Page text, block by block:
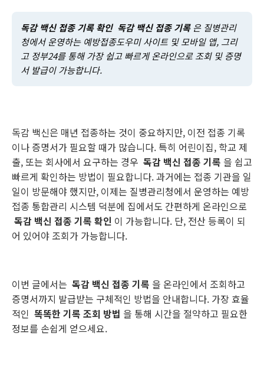
독감 백신 접종 기록 확인 독감 백신 접종 기록 은 질병관리
청에서 운영하는 예방접종도우미 사이트 및 모바일 앱, 그리
고 정부24를 통해 가장 쉽고 빠르게 온라인으로 조회 및 증명
서 발급이 가능합니다.
독감 백신은 매년 접종하는 것이 중요하지만, 이전 접종 기록
이나 증명서가 필요할 때가 많습니다. 특히 어린이집, 학교 제
출, 또는 회사에서 요구하는 경우 독감 백신 접종 기록 을 쉽고
빠르게 확인하는 방법이 필요합니다. 과거에는 접종 기관을 일
일이 방문해야 했지만, 이제는 질병관리청에서 운영하는 예방
접종 통합관리 시스템 덕분에 집에서도 간편하게 온라인으로
독감 백신 접종 기록 확인 이 가능합니다. 단, 전산 등록이 되
어 있어야 조회가 가능합니다.
이번 글에서는 독감 백신 접종 기록 을 온라인에서 조회하고
증명서까지 발급받는 구체적인 방법을 안내합니다. 가장 효율
적인 똑똑한 기록 조회 방법 을 통해 시간을 절약하고 필요한
정보를 손쉽게 얻으세요.